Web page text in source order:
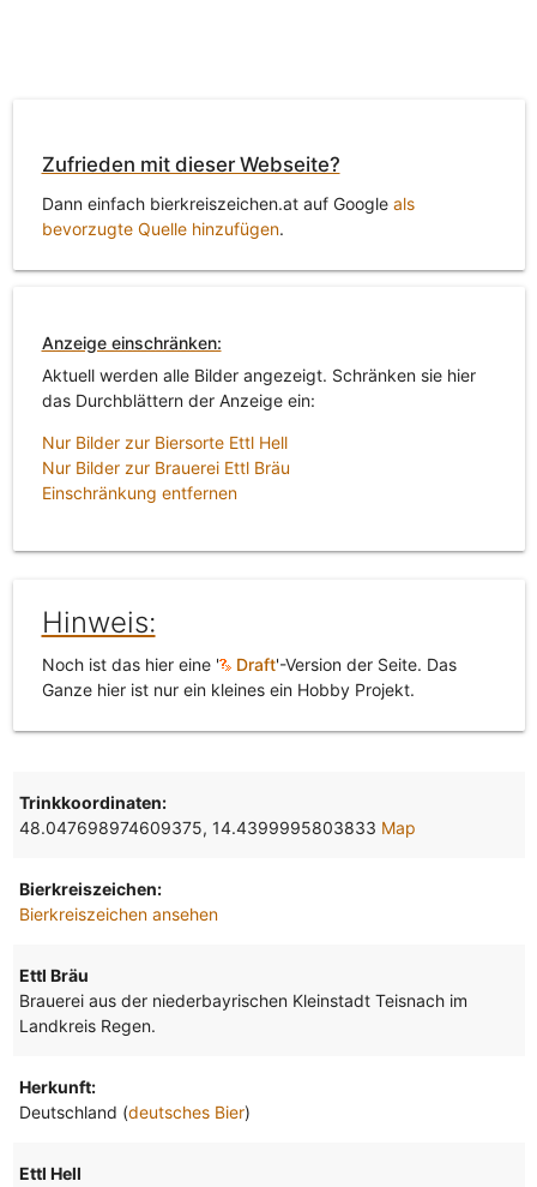
Zufrieden mit dieser Webseite?
Dann einfach bierkreiszeichen.at auf Google als
bevorzugte Quelle hinzufügen.
Anzeige einschränken:
Aktuell werden alle Bilder angezeigt. Schränken sie hier
das Durchblättern der Anzeige ein:
Nur Bilder zur Biersorte Ettl Hell
Nur Bilder zur Brauerei Ettl Bräu
Einschränkung entfernen
Hinweis:
Noch ist das hier eine ' Draft'-Version der Seite. Das
Ganze hier ist nur ein kleines ein Hobby Projekt.
Trinkkoordinaten:
48.047698974609375, 14.4399995803833 Map
Bierkreiszeichen:
Bierkreiszeichen ansehen
Ettl Bräu
Brauerei aus der niederbayrischen Kleinstadt Teisnach im
Landkreis Regen.
Herkunft:
Deutschland (deutsches Bier)
Ettl Hell